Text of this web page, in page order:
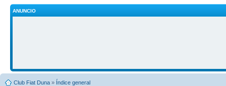
ANUNCIO
Club Fiat Duna » Índice general